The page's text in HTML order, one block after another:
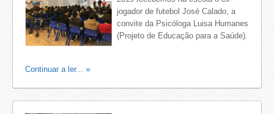
jogador de futebol José Calado, a
convite da Psicóloga Luisa Humanes
(Projeto de Educação para a Saúde).
Continuar a ler...